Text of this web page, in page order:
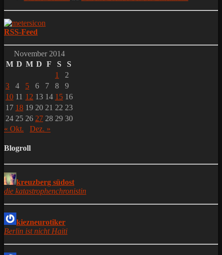
RSS-Feed
November 2014
M D M D F S
S
1
2
3
4 5 6 7 8
9
10 11 12 13 14 15 16
17 18 19 20 21 22 23
24 25 26 27 28 29 30
« Okt.
Dez. »
Blogroll
kreuzberg südost
die katastrophenchronistin
kiezneurotiker
Berlin ist nicht Haiti